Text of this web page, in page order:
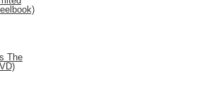
The